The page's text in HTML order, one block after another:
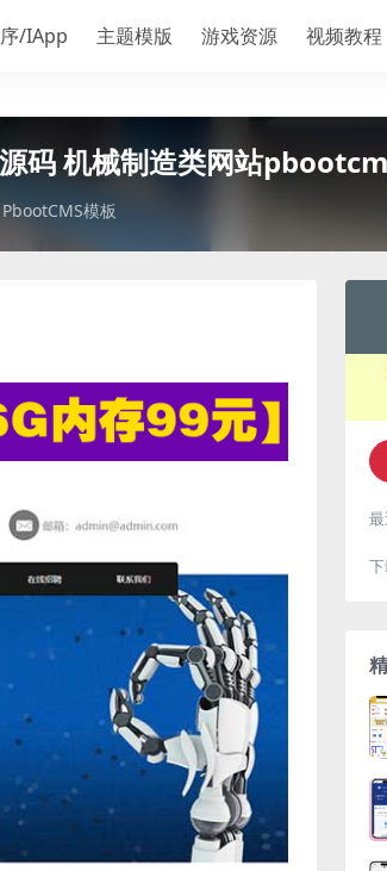
/IApp 主题模版 游戏资源 视频教程
码 机械制造类网站
PbootCMS模板